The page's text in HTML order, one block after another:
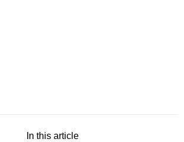
In this article